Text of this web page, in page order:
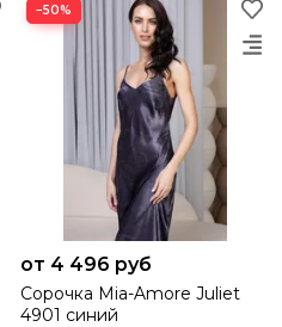
−50%
от 4 496 руб
Сорочка Mia-Amore Juliet
4901 синий